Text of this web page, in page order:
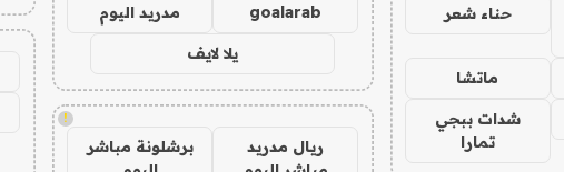
حناء شعر
ماتشا
شدات ببجي
تمارا
goalarab
مدريد اليوم
يلا لايف
!
ريال مدريد
برشلونة مباشر